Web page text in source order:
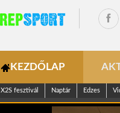
KEZDŐLAP
X2S fesztivál Naptár Edzes